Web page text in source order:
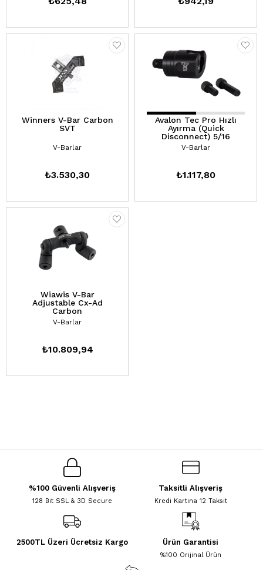
Winners V-Bar Carbon
SVT
V-Barlar
₺3.530,30
Avalon Tec Pro Hızlı
Ayırma (Quick
Disconnect) 5/16
V-Barlar
₺1.117,80
Wiawis V-Bar
Adjustable Cx-Ad
Carbon
V-Barlar
₺10.809,94
%100 Güvenli Alışveriş
128 Bit SSL & 3D Secure
Taksitli Alışveriş
Kredi Kartına 12 Taksit
2500TL Üzeri Ücretsiz Kargo Ürün Garantisi
%100 Orijinal Ürün